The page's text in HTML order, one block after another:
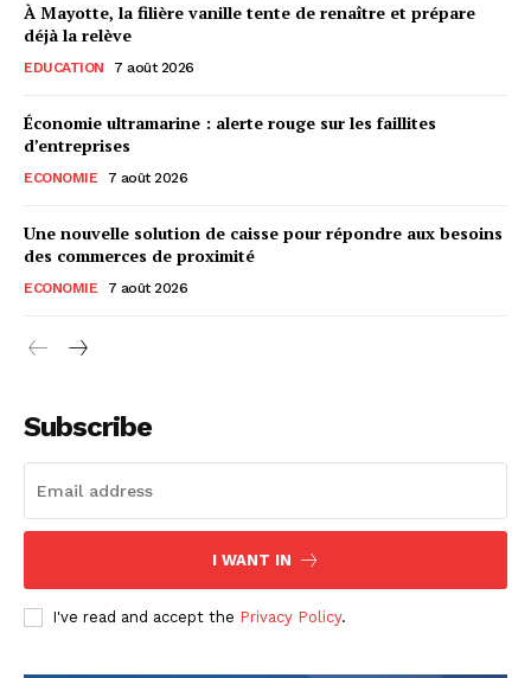
À Mayotte, la filière vanille tente de renaître et prépare
déjà la relève
EDUCATION 7 août 2026
Économie ultramarine : alerte rouge sur les faillites
d’entreprises
ECONOMIE 7 août 2026
Une nouvelle solution de caisse pour répondre aux besoins
des commerces de proximité
ECONOMIE 7 août 2026
Subscribe
I WANT IN
I've read and accept the Privacy Policy.